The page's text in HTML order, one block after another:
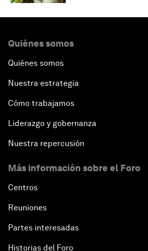
Quiénes somos
Quiénes somos
Nuestra estrategia
Cómo trabajamos
Liderazgo y gobernanza
Nuestra repercusión
Más información sobre el Foro
Centros
Reuniones
Partes interesadas
Historias del Foro